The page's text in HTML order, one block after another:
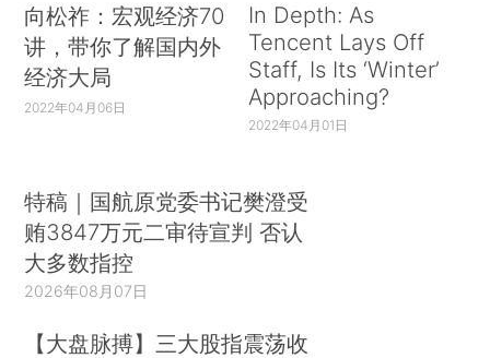
向松祚：宏观经济70
讲，带你了解国内外
经济大局
2022年04月06日
In Depth: As
Tencent Lays Off
Staff, Is Its ‘Winter’
Approaching?
2022年04月01日
特稿｜国航原党委书记樊澄受
贿3847万元二审待宣判 否认
大多数指控
2026年08月07日
【大盘脉搏】三大股指震荡收